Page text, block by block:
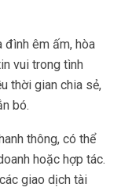
đình êm ấm, hòa
vui trong tình
thời gian chia sẻ,
bó.
thông, có thể
hoặc hợp tác.
giao dịch tài